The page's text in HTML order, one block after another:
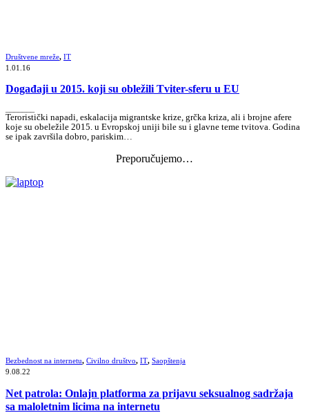
Društvene mreže, IT
1.01.16
Događaji u 2015. koji su obležili Tviter-sferu u EU
Teroristički napadi, eskalacija migrantske krize, grčka kriza, ali i brojne afere
koje su obeležile 2015. u Evropskoj uniji bile su i glavne teme tvitova. Godina
se ipak završila dobro, pariskim…
Preporučujemo…
Bezbednost na internetu, Civilno društvo, IT, Saopštenja
9.08.22
Net patrola: Onlajn platforma za prijavu seksualnog sadržaja
sa maloletnim licima na internetu